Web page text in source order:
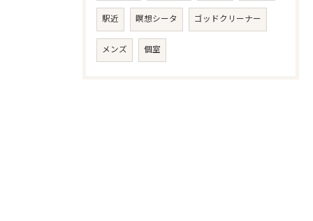
駅近 瞑想シータ ゴッドクリーナー
メンズ 個室